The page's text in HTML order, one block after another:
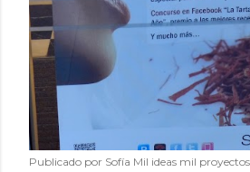
Publicado por Sofía Mil ideas mil proyectos